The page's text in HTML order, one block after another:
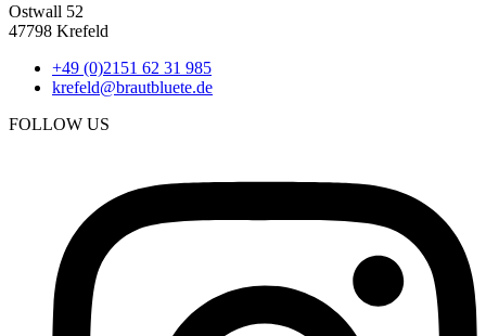
Ostwall 52
47798 Krefeld
+49 (0)2151 62 31 985
krefeld@brautbluete.de
FOLLOW US